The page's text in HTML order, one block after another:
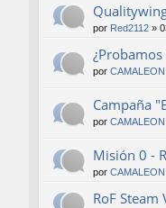
por Red2112 »
¿Probamos
por CAMALEON
Campaña
por CAMALEON
Misión 0 -
por CAMALEON
RoF Steam